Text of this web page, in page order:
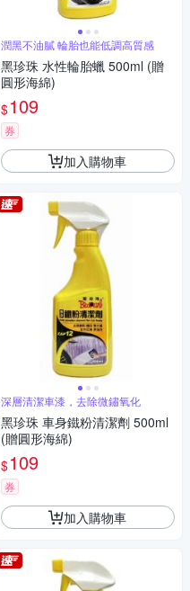
潤黑不油膩 輪胎也能低調高質感
黑珍珠 水性輪胎蠟 500ml (贈
圓形海綿)
$109
券
加入購物車
深層清潔車漆，去除微鏽氧化
黑珍珠 車身鐵粉清潔劑 500ml
(贈圓形海綿)
$109
券
加入購物車